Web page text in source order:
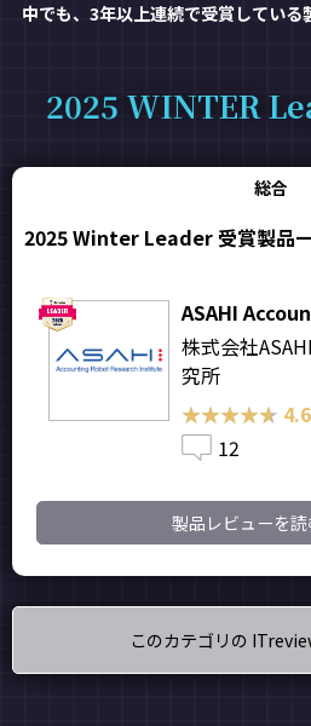
中でも、3年以上連続で受賞している
2025 WINTER
総合
2025 Winter Leader 受賞製品
ASAHI
株式会社
究所
★★★★★
★★★★★ 4.6
12
製品レビューを読
このカテゴリの